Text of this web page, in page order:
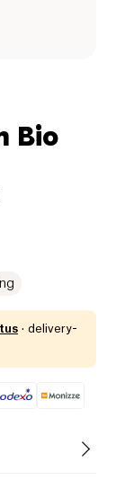
Bio
· delivery-